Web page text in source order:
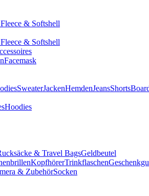
& Softshell
& Softshell
Facemask
SweaterJackenHemdenJeansShorts
Hoodies
& Travel BagsGeldbeutel
KopfhörerTrinkflaschen
& ZubehörSocken